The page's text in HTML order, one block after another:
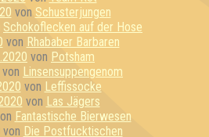
von Schusterjungen
Schokoflecken auf der Hose
von Rhababer Barbaren
von Potsham
von Linsensuppengenom
von Leffissocke
von Las Jägers
Fantastische Bierwesen
von Die Postfucktischen